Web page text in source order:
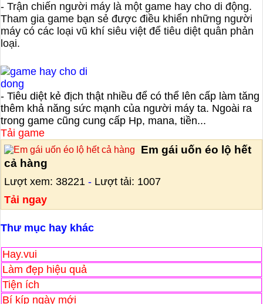
- Trận chiến người máy là một game hay cho di động.
Tham gia game bạn sẻ được điều khiển những người
máy có các loại vũ khí siêu việt để tiêu diệt quân phản
loại.
- Tiêu diệt kẻ địch thật nhiều để có thể lên cấp làm tăng
thêm khả năng sức mạnh của người máy ta. Ngoài ra
trong game cũng cung cấp Hp, mana, tiền...
Tải game
Em gái uốn éo lộ hết
cả hàng
Lượt xem: 38221 - Lượt tải: 1007
Tải ngay
Thư mục hay khác
Hay.vui
Làm đẹp hiệu quả
Tiện ích
Bí kíp ngày mới